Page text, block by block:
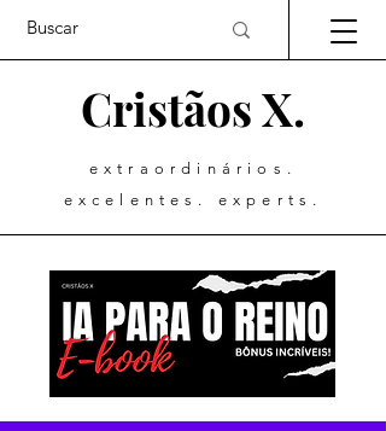
Cristãos X.
extraordinários.
excelentes. experts.